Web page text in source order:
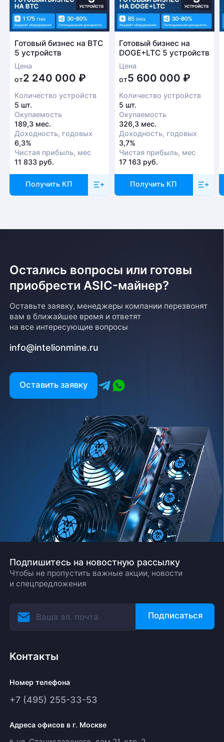
Готовый бизнес на BTC
5 устройств
Цена
от2 240 000 ₽
Количество устройств
5 шт.
Окупаемость
189,3 мес.
Доходность, годовых
6,3%
Чистая прибыль, мес
11 833 руб.
Получить КП
Готовый бизнес на
DOGE+LTC 5 устройств
Цена
от5 600 000₽
Количество устройств
5 шт.
Окупаемость
326,3 мес.
Доходность, годовых
3,7%
Чистая прибыль, мес
17 163 руб.
Получить КП
Остались вопросы или готовы
приобрести ASIC-майнер?
Оставьте заявку, менеджеры компании перезвонят
вам в ближайшее время и ответят
на все интересующие вопросы
info@intelionmine.ru
Оставить заявку
Подпишитесь на новостную рассылку
Чтобы не пропустить важные акции, новости
и спецпредложения
Подписаться
Контакты
Номер телефона
+7 (495) 255-33-53
Адреса офисов в г. Москве